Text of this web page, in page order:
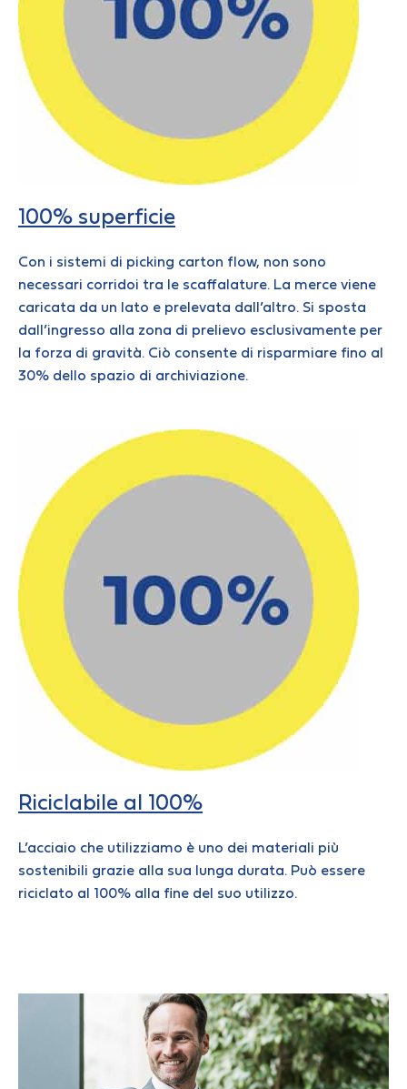
100% superficie
Con i sistemi di picking carton flow, non sono
necessari corridoi tra le scaffalature. La merce viene
caricata da un lato e prelevata dall’altro. Si sposta
dall’ingresso alla zona di prelievo esclusivamente per
la forza di gravità. Ciò consente di risparmiare fino al
30% dello spazio di archiviazione.
Riciclabile al 100%
L’acciaio che utilizziamo è uno dei materiali più
sostenibili grazie alla sua lunga durata. Può essere
riciclato al 100% alla fine del suo utilizzo.